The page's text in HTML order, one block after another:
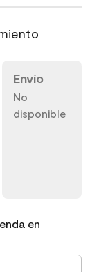
Envío
No
disponible
en